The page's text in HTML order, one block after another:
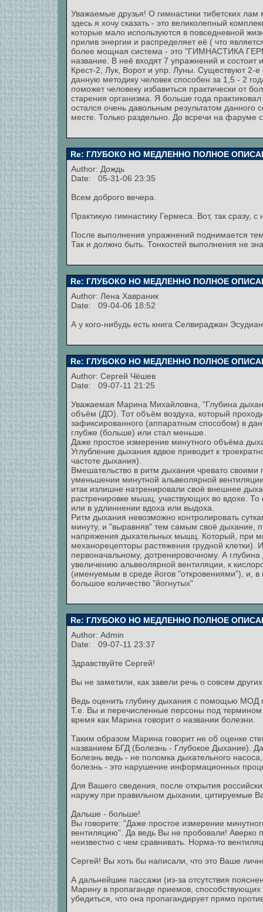
Уважаемые друзья! О гимнастики тибетских
здесь я хочу сказать - это великолепный
которые мало используются в повседневной
прилив энергии и распределяет её ( что
более мощная система - это "ГИМНАСТИКА
название. В неё входят 7 упражнений и состоит
Крест-2, Лук, Ворот и упр. Луны. Существуют 2-е
данную методику человек способен за 1,5 - 2
поможет человеку избавиться практически от
старения организма. Я больше года
остался очень давольным результатом данного
месте. Только раздельно. До всречи на фаруме
Re: ГЛУБОКО НО МЕДЛЕННО ПОЛНОЕ
Author: Дождь
Date: 05-31-06 23:35
Всем доброго вечера.
Практикую гимнастику Гермеса. Вот, так сразу,
После выполнения упражнений поднимается
Так и должно быть. Тонкостей выполнения не
Re: ГЛУБОКО НО МЕДЛЕННО ПОЛНОЕ
Author: Лена Хавраник
Date: 09-04-06 18:52
А у кого-нибудь есть книга Селвираджан
Re: ГЛУБОКО НО МЕДЛЕННО ПОЛНОЕ
Author: Сергей Чёшев
Date: 09-07-11 21:25
Уважаемая Марина Михайловна, "Глубина
объём (ДО). Тот объём воздуха, который
зафиксированного (аппаратным способом) в
глубже (больше) или стал меньше.
Даже простое измерение минутного объёма
Углубление дыхания вдвое приводит к
частоте дыхания).
Вмешательство в ритм дыхания чревато
уменьшении минутной альвеолярной
итак излишне натренировали своё внешнее
растренировке мышц, участвующих во вдохе. То
или в удлиннении вдоха или выдоха.
Ритм дыхания невозможно контролировать
минуту, и "выравняв" тем самым своё дыхание,
напряжения дыхательных мышц. Который, при
механорецепторы растяжения грудной
первоначальному, дотренировочному. А
увеличению альвеолярной вентиляции, к
(именуемым в среде йогов "откровениями"), и, в
большое количество "йогнутых"
Re: ГЛУБОКО НО МЕДЛЕННО ПОЛНОЕ
Author: Admin
Date: 09-07-11 23:37
Здравствуйте Сергей!
Вы не заметили, как завели речь о совсем
Ведь оценить глубину дыхания с помощью МОД
Т.е. Вы и перечисленные персоны под термином
время как Марина говорит о названии болезни.
Таким образом Марина говорит не об оценке
названием БГД (Болезнь - Глубокое Дыхание).
Болезнь ведь - не поломка дыхательного
болезнь - это нарушение информационных
Для Вашего сведения, после открытия
наружу при правильном дыхании, цитируемые
Дальше - больше!
Вы говорите: "Даже простое измерение
вентиляцию". Да ведь Вы не пробовали!
неизвестно с чем сравнивать. Норма-то
Сергей! Вы хоть бы написали, что это Ваше
А дальнейшие пассажи (из-за отсутствия
Марину в пропаганде приемов,
убедиться, что она пропагандирует прямо